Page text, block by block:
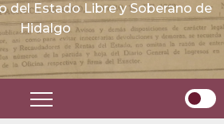
del Estado Libre y Soberano de
Hidalgo